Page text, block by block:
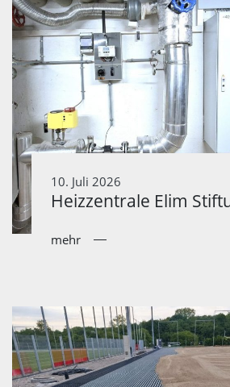
10. Juli 2026
Heizzentrale Elim
mehr